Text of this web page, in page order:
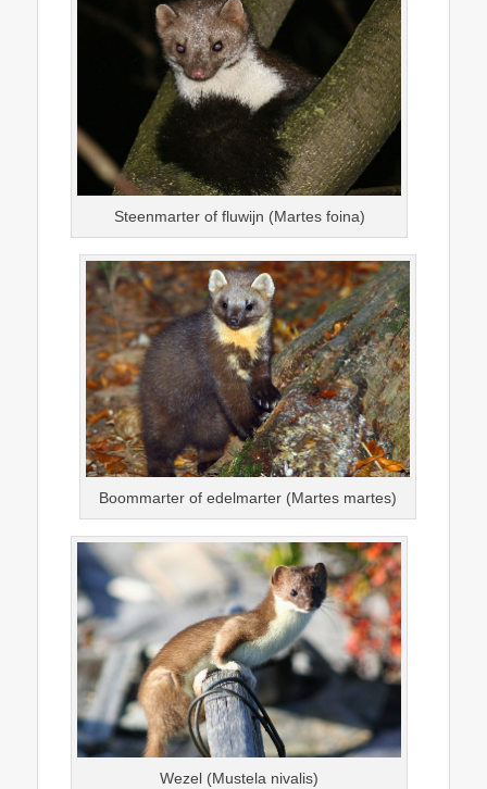
Steenmarter of fluwijn (Martes foina)
Boommarter of edelmarter (Martes martes)
Wezel (Mustela nivalis)